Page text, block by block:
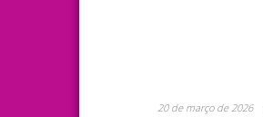
20 de março de 2026